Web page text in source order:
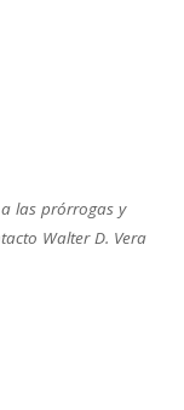
las prórrogas y
Walter D. Vera